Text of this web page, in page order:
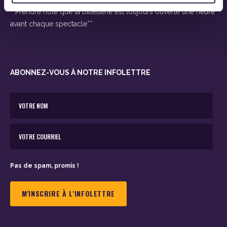
**Prendre note que la billetterie est toujours ouverte une heure
avant chaque spectacle**
ABONNEZ-VOUS À NOTRE INFOLETTRE
Pas de spam, promis !